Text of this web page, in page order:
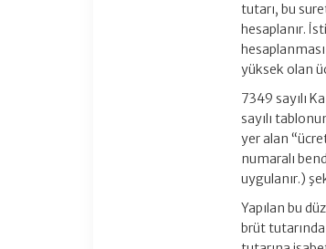
tutarı, bu
hesaplanır.
yüksek olan
7349 sayılı
sayılı
yer alan
numaralı
uygulanır.)
Yapılan bu
brüt